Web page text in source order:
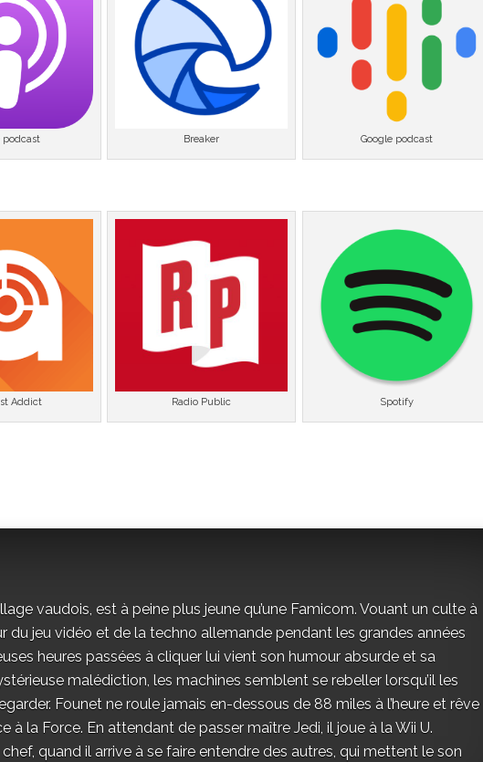
podcast Breaker Google podcast
Addict Radio Public Spotify
vaudois, est à peine plus jeune qu’une Famicom. Vouant un culte à
du jeu vidéo et de la techno allemande pendant les grandes années
heures passées à cliquer lui vient son humour absurde et sa
malédiction, les machines semblent se rebeller lorsqu’il les
Founet ne roule jamais en-dessous de 88 miles à l’heure et rêve
à la Force. En attendant de passer maître Jedi, il joue à la Wii U.
quand il arrive à se faire entendre des autres, qui mettent le son